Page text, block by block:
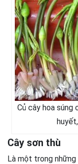
Củ cây hoa súng
Cây sơn thù
Là một trong